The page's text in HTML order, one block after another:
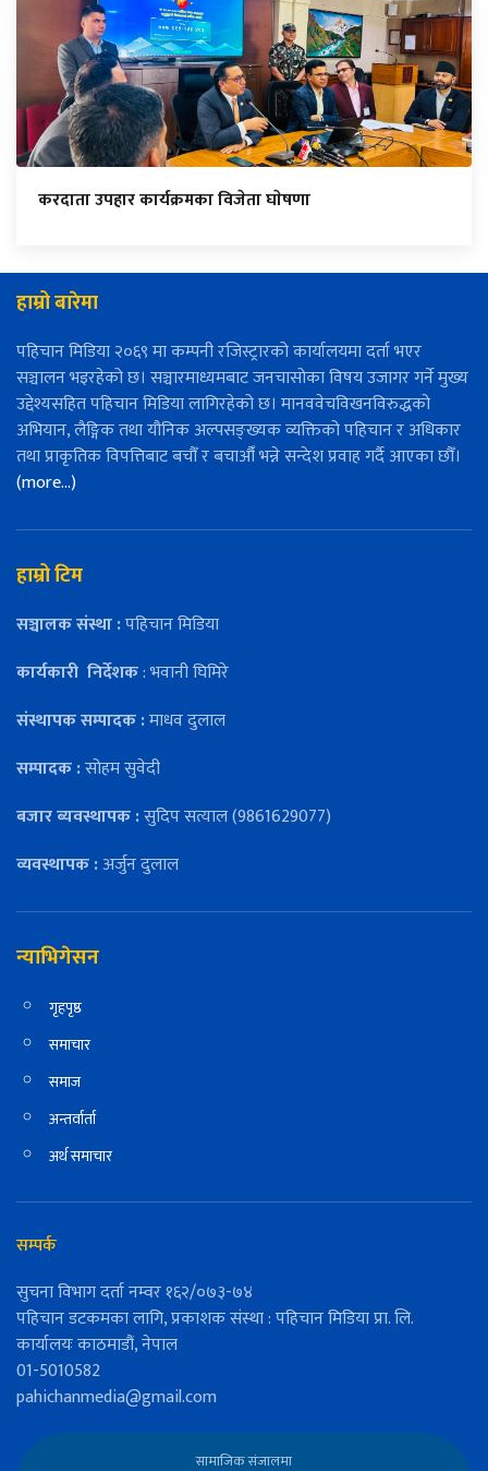
करदाता उपहार कार्यक्रमका विजेता घाेषणा
हाम्रो बारेमा
पहिचान मिडिया २०६९ मा कम्पनी रजिस्ट्रारको कार्यालयमा दर्ता भएर
सञ्चालन भइरहेको छ। सञ्चारमाध्यमबाट जनचासोका विषय उजागर गर्ने मुख्य
उद्देश्यसहित पहिचान मिडिया लागिरहेको छ। मानववेचविखनविरुद्धको
अभियान, लैङ्गिक तथा यौनिक अल्पसङ्ख्यक व्यक्तिको पहिचान र अधिकार
तथा प्राकृतिक विपत्तिबाट बचौँ र बचाऔँ भन्ने सन्देश प्रवाह गर्दै आएका छौँ।
(more…)
हाम्रो टिम
सञ्चालक संस्था :पहिचान मिडिया
कार्यकारी निर्देशक: भवानी घिमिरे
संस्थापक सम्पादक :माधव दुलाल
सम्पादक :सोहम सुवेदी
बजार ब्यवस्थापक :सुदिप सत्याल (9861629077)
व्यवस्थापक :अर्जुन दुलाल
न्याभिगेसन
गृहपृष्ठ
समाचार
समाज
अन्तर्वार्ता
अर्थ समाचार
सम्पर्क
सुचना विभाग दर्ता नम्वर १६२/०७३-७४
पहिचान डटकमका लागि, प्रकाशक संस्था : पहिचान मिडिया प्रा. लि.
कार्यालयः काठमाडौं, नेपाल
01-5010582
pahichanmedia@gmail.com
सामाजिक संजालमा